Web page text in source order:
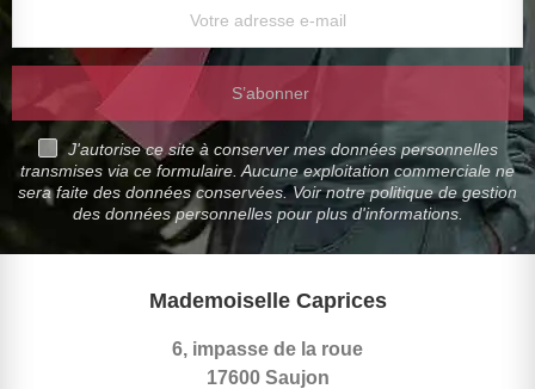
S’abonner
J'autorise ce site à conserver mes données personnelles
transmises via ce formulaire. Aucune exploitation commerciale ne
sera faite des données conservées. Voir notre politique de gestion
des données personnelles pour plus d'informations.
Mademoiselle Caprices
6, impasse de la roue
17600 Saujon